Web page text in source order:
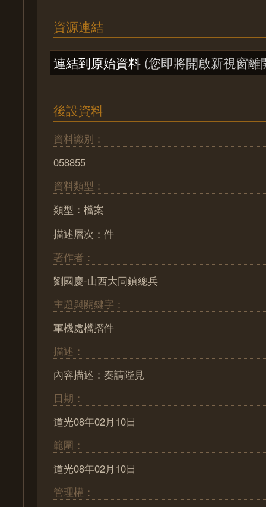
資源連結
連結到原始資料 (您即將開啟新視窗離
後設資料
資料識別：
058855
資料類型：
類型：檔案
描述層次：件
著作者：
劉國慶-山西大同鎮總兵
主題與關鍵字：
軍機處檔摺件
描述：
內容描述：奏請陛見
日期：
道光08年02月10日
範圍：
道光08年02月10日
管理權：